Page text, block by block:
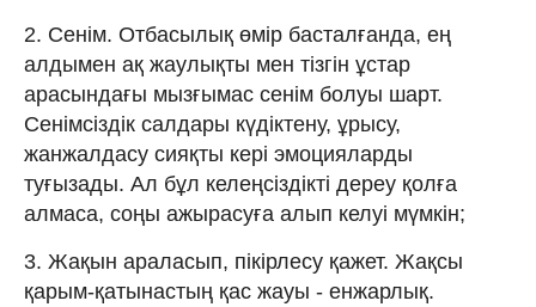
2. Сенім. Отбасылық өмір басталғанда, ең
алдымен ақ жаулықты мен тізгін ұстар
арасындағы мызғымас сенім болуы шарт.
Сенімсіздік салдары күдіктену, ұрысу,
жанжалдасу сияқты кері эмоцияларды
туғызады. Ал бұл келеңсіздікті дереу қолға
алмаса, соңы ажырасуға алып келуі мүмкін;
3. Жақын араласып, пікірлесу қажет. Жақсы
қарым-қатынастың қас жауы - енжарлық.